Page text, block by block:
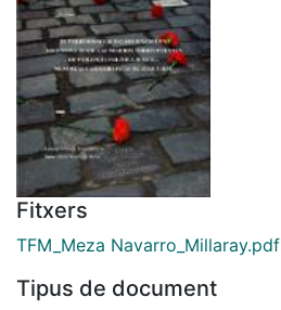
Fitxers
TFM_Meza Navarro_Millaray.pdf
Tipus de document